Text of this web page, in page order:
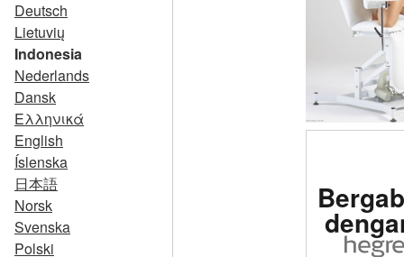
Deutsch
Lietuvių
Indonesia
Nederlands
Dansk
Ελληνικά
English
Íslenska
日本語
Norsk
Svenska
Polski
erotis